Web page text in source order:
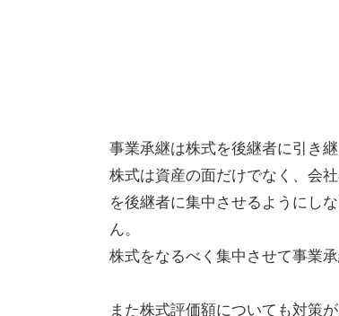
事業承継は株式を後継者に引き
株式は資産の面だけでなく、会
を後継者に集中させるようにし
ん。
株式をなるべく集中させて事業
また株式評価額についても対策